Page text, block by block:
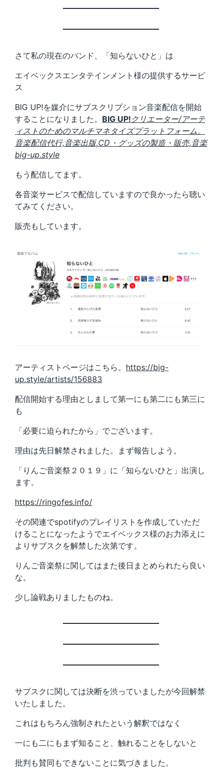
さて私の現在のバンド、「知らないひと」は
エイベックスエンタテインメント様の提供するサービ
ス
BIG UP!を媒介にサブスクリプション音楽配信を開始
することになりました。 BIG UP! クリエーター/アーテ
ィストのためのマルチマネタイズプラットフォーム。
音楽配信代行,音楽出版,CD・グッズの製造・販売,音楽
big-up.style
もう配信してます。
各音楽サービスで配信していますので良かったら聴い
てみてください。
販売もしています。
アーティストページはこちら。 https://big-
up.style/artists/156883
配信開始する理由としまして第一にも第二にも第三に
も
「必要に迫られたから」でございます。
理由は先日解禁されました。まず報告しよう。
「りんご音楽祭２０１９」に「知らないひと」出演し
ます。
https://ringofes.info/
その関連でspotifyのプレイリストを作成していただ
けることになったようでエイベックス様のお力添えに
よりサブスクを解禁した次第です。
りんご音楽祭に関してはまた後日まとめられたら良い
な。
少し論戦ありましたものね。
サブスクに関しては決断を渋っていましたが今回解禁
いたしました。
これはもちろん強制されたという解釈ではなく
一にも二にもまず知ること、触れることをしないと
批判も賛同もできないことに気づきました。